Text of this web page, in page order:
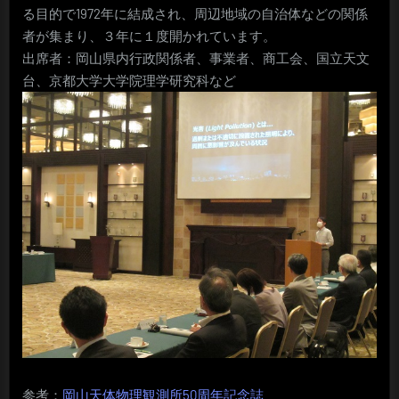
る目的で1972年に結成され、周辺地域の自治体などの関係
者が集まり、３年に１度開かれています。
出席者：岡山県内行政関係者、事業者、商工会、国立天文
台、京都大学大学院理学研究科など
参考： 岡山天体物理観測所50周年記念誌